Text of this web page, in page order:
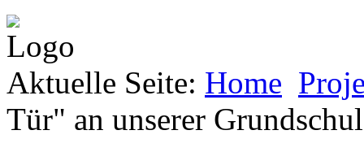
Aktuelle Seite: Home
Tür" an unserer